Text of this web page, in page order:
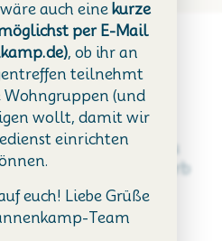
Stelle ist genau
hast? Dann bewirb
– einfach die Felder
deine Dokumente
uns auf dich!
auch einekurze
per E-Mail
), ob ihr an
teilnehmt
Wohngruppen (und
wollt, damit wir
einrichten
euch! Liebe Grüße
Team